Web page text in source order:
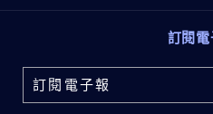
可搭配 Double Wear 粉持久
遮瑕力。
妝前打底，完美肌底。毛孔
訂閱